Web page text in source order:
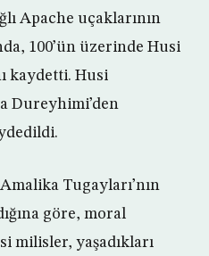
Apache uçaklarının
100’ün üzerinde Husi
kaydetti. Husi
Dureyhimi’den
Tugayları’nın
göre, moral
milisler, yaşadıkları